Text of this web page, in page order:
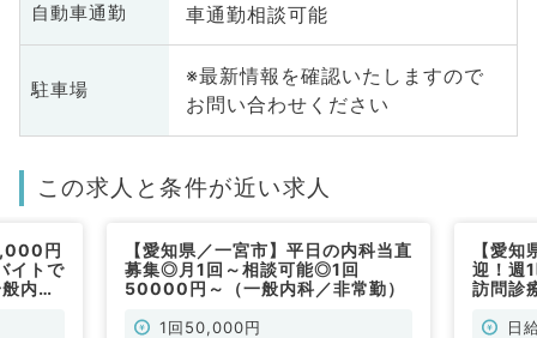
自動車通勤 車通勤相談可能
駐車場
※最新情報を確認いたしますので
お問い合わせください
この求人と条件が近い求人
円
イトで
内科
【愛知県／一宮市】平日の内科当直
募集◎月1回～相談可能◎1回
50000円～（一般内科／非常勤）
1回50,000円
【愛
迎！週
訪問診
日